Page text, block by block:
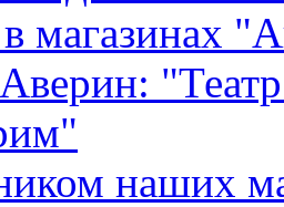
магазинах
наших